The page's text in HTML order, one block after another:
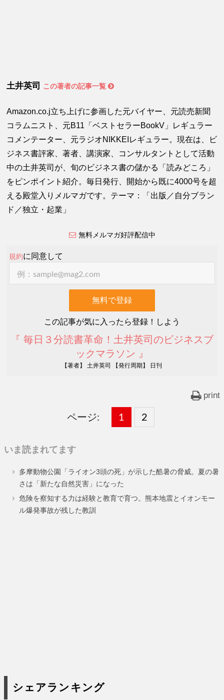
土井英司 この著者の記事一覧
Amazon.co.j立ち上げに参画した元バイヤー、元読売新聞
コラムニスト、元B11「ベストセラーBookV」レギュラー
コメンテーター、元ラジオNIKKEIレギュラー。現在は、ビ
ジネス書評家、著者、講演家、コンサルタントとして活動
中の土井英司が、旬のビジネス書の儲かる「読みどころ」
をピンポイント紹介。毎日発行、開始から既に4000号を超
える殿堂入りメルマガです。テーマ：「出版／自分ブラン
ド／独立・起業」
無料メルマガ好評配信中
規約に同意して
この記事が気に入ったら登録！しよう
『 毎日３分読書革命！土井英司のビジネスブ
ックマラソン 』
【著者】 土井英司 【発行周期】 日刊
print
ページ:
固
ー
ジ
1 ,
固
ー
ジ
2
いま読まれてます
多摩動物公園「ライオン3頭の死」が示した酷暑の脅威。夏の暑
さは「新たな自然災害」になった
危険を察知する力は経験と教育で育つ。熊本地震とイオンモー
ル爆発事故が残した教訓
シェアランキング